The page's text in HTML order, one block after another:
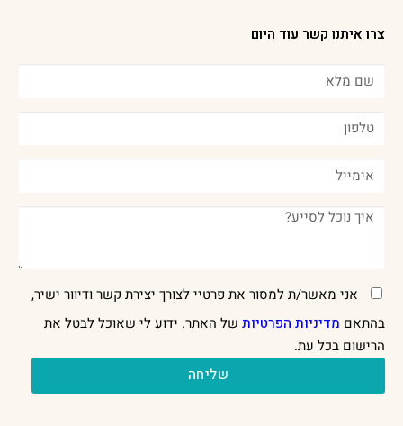
צרו איתנו קשר עוד היום
אני מאשר/ת למסור את פרטיי לצורך יצירת קשר ודיוור ישיר,
בהתאם מדיניות הפרטיות של האתר. ידוע לי שאוכל לבטל את
הרישום בכל עת.
שליחה